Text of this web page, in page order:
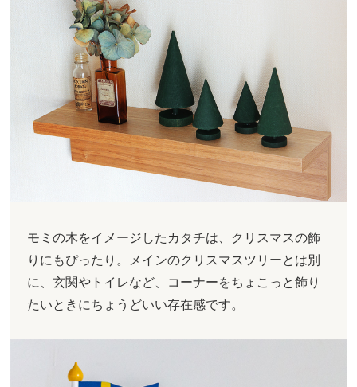
モミの木をイメージしたカタチは、クリスマスの飾
りにもぴったり。メインのクリスマスツリーとは別
に、玄関やトイレなど、コーナーをちょこっと飾り
たいときにちょうどいい存在感です。